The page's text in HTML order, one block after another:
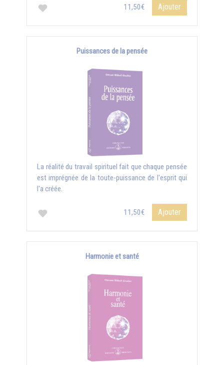
11,50€ Ajouter
Puissances de la pensée
La réalité du travail spirituel fait que chaque pensée
est imprégnée de la toute-puissance de l'esprit qui
l'a créée.
11,50€ Ajouter
Harmonie et santé